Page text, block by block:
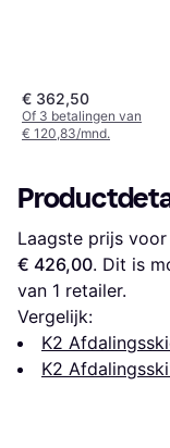
€ 362,50
Of 3 betalingen van
€ 120,83/mnd.
Laagste prijs voor
€ 426,00. Dit is
van 1 retailer.
Vergelijk:
K2
K2